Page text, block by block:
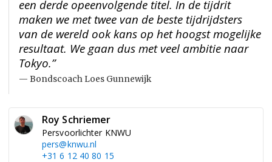
een derde opeenvolgende titel. In de tijdrit
maken we met twee van de beste tijdrijdsters
van de wereld ook kans op het hoogst mogelijke
resultaat. We gaan dus met veel ambitie naar
Tokyo.”
Bondscoach Loes Gunnewijk
Roy Schriemer
Persvoorlichter KNWU
pers@knwu.nl
+31 6 12 40 80 15